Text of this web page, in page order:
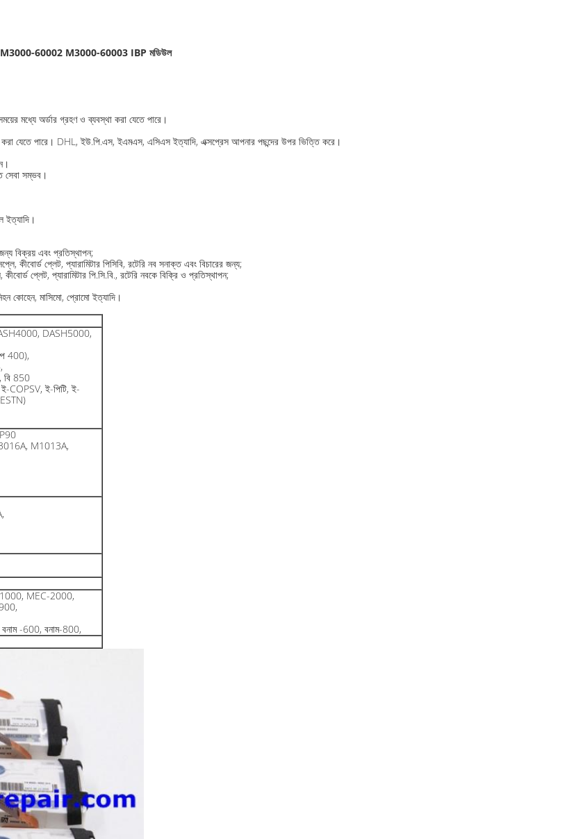
M3000-60002 M3000-60003 IBP মডিউল
মধ্যে অর্ডার গ্রহণ ও ব্যবস্থা করা যেতে পারে।
করা যেতে পারে। DHL, ইউ.পি.এস, ইএমএস, এসিএস ইত্যাদি, এক্সপ্রেস আপনার পছন্দের উপর ভিত্তি করে।
সেবা সম্ভব।
ইত্যাদি।
বিক্রয় এবং প্রতিস্থাপন;
কীবোর্ড প্লেট, প্যারামিটার পিসিবি, রটেরি নব সনাক্ত এবং বিচারের জন্য;
প্লেট, প্যারামিটার পি.সি.বি., রটেরি নবকে বিক্রি ও প্রতিস্থাপন;
কোহেন, মাসিমো, প্রোমো ইত্যাদি।
DASH5000,
400),
বি 850
COPSV, ই-পিটি, ই-
M1013A,
1000, MEC-2000,
বনাম -600, বনাম-800,